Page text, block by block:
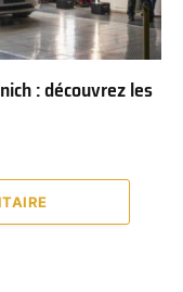
: découvrez les